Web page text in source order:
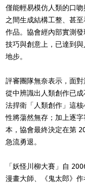
僅能輕易模仿人類的口
之間生成結構工整、甚
作品。協會經內部實測
技巧與創意上，已達到
地步。
評審團隊無奈表示，面
從中辨識出人類創作已
法捍衛「人類創作」這
性將蕩然無存；加上逐
本，協會最終決定在第
急流勇退。
「妖怪川柳大賽」自
漫畫大師、《鬼太郎》